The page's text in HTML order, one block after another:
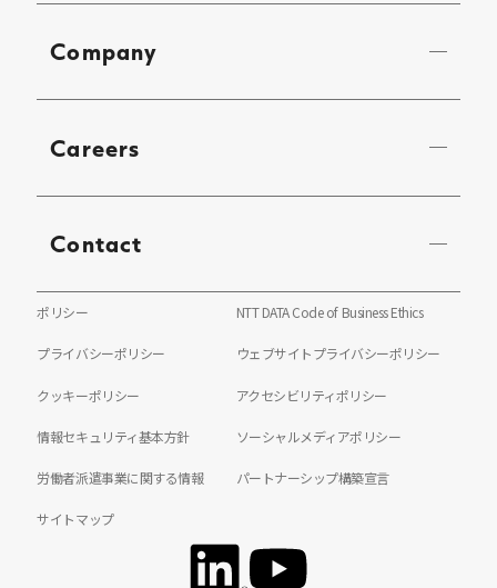
Company
Careers
Contact
ポリシー NTT DATA Code of Business Ethics
プライバシーポリシー ウェブサイトプライバシーポリシー
クッキーポリシー アクセシビリティポリシー
情報セキュリティ基本方針 ソーシャルメディアポリシー
労働者派遣事業に関する情報 パートナーシップ構築宣言
サイトマップ